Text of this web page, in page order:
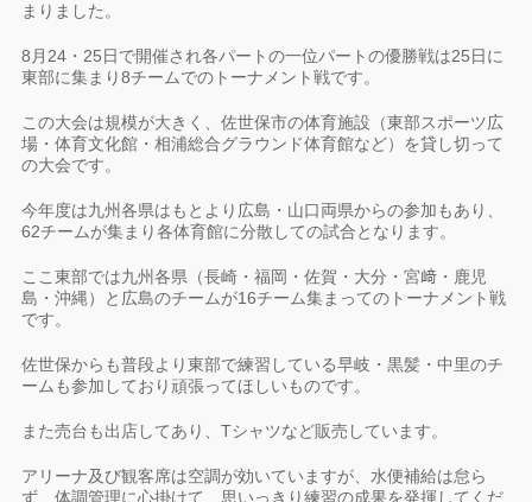
まりました。
8月24・25日で開催され各パートの一位パートの優勝戦は25日に
東部に集まり8チームでのトーナメント戦です。
この大会は規模が大きく、佐世保市の体育施設（東部スポーツ広
場・体育文化館・相浦総合グラウンド体育館など）を貸し切って
の大会です。
今年度は九州各県はもとより広島・山口両県からの参加もあり、
62チームが集まり各体育館に分散しての試合となります。
ここ東部では九州各県（長崎・福岡・佐賀・大分・宮﨑・鹿児
島・沖縄）と広島のチームが16チーム集まってのトーナメント戦
です。
佐世保からも普段より東部で練習している早岐・黒髪・中里のチ
ームも参加しており頑張ってほしいものです。
また売台も出店してあり、Tシャツなど販売しています。
アリーナ及び観客席は空調が効いていますが、水便補給は怠ら
ず、体調管理に心掛けて、思いっきり練習の成果を発揮してくだ